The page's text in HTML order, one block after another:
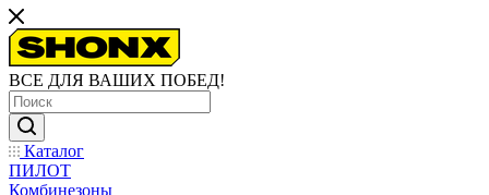
ВСЕ ДЛЯ ВАШИХ ПОБЕД!
Каталог
ПИЛОТ
Комбинезоны